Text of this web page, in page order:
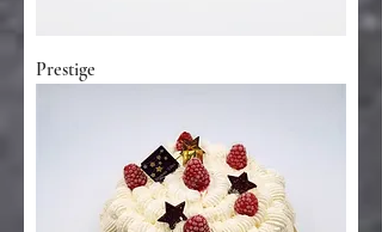
Prestige